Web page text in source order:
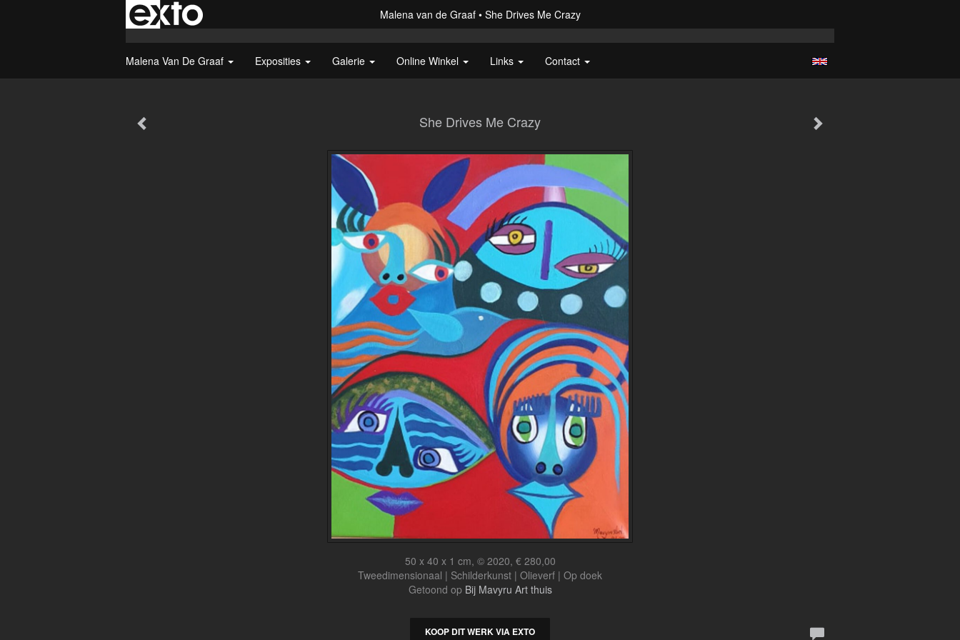
Malena van de Graaf She Drives Me Crazy
Malena Van De Graaf Exposities Galerie Online Winkel Links Contact
She Drives Me Crazy
50 x 40 x 1 cm, © 2020, € 280,00
Tweedimensionaal | Schilderkunst | Olieverf | Op doek
Getoond op Bij Mavyru Art thuis
KOOP DIT WERK VIA EXTO